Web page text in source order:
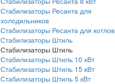
Стабилизаторы Ресанта для
холодильников
Стабилизаторы Ресанта для котлов
Стабилизаторы Штиль
Стабилизаторы Штиль
Стабилизаторы Штиль 10 кВт
Стабилизаторы Штиль 15 кВт
Стабилизаторы Штиль 5 кВт